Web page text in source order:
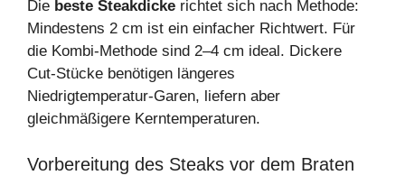
Die beste Steakdicke richtet sich nach Methode:
Mindestens 2 cm ist ein einfacher Richtwert. Für
die Kombi‑Methode sind 2–4 cm ideal. Dickere
Cut‑Stücke benötigen längeres
Niedrigtemperatur‑Garen, liefern aber
gleichmäßigere Kerntemperaturen.
Vorbereitung des Steaks vor dem Braten